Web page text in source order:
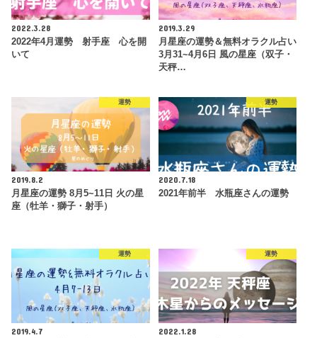
2022.3.28
2022年4月運勢 射手座 心を開
いて
2019.3.29
月星座の運勢＆無料オラクル占い
3月31~4月6日 風の星座（双子・
天秤…
運勢
2019.8.2
月星座の運勢 8月5~11日 火の星
座（牡羊・獅子・射手）
運勢
2020.7.18
2021年前半 水瓶座さんの運勢
運勢
2019.4.7
運勢
2022.1.28